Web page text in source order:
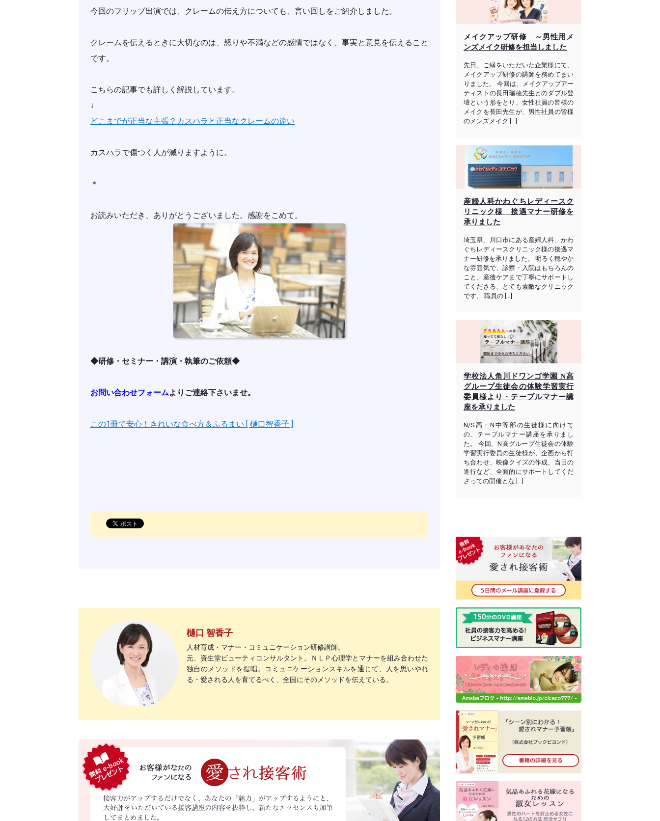
今回のフリップ出演では、クレームの伝え方についても、言い回しをご紹介しました。
クレームを伝えるときに大切なのは、怒りや不満などの感情ではなく、事実と意見を伝えること
です。
こちらの記事でも詳しく解説しています。
↓
どこまでが正当な主張？カスハラと正当なクレームの違い
カスハラで傷つく人が減りますように。
＊
お読みいただき、ありがとうございました。感謝をこめて。
◆研修・セミナー・講演・執筆のご依頼◆
お問い合わせフォームよりご連絡下さいませ。
この1冊で安心！きれいな食べ方＆ふるまい [ 樋口智香子 ]
樋口 智香子
人材育成・マナー・コミュニケーション研修講師。
元、資生堂ビューティコンサルタント。ＮＬＰ心理学とマナーを組み合わせた
独自のメソッドを提唱。コミュニケーションスキルを通じて、人を思いやれ
る・愛される人を育てるべく、全国にそのメソッドを伝えている。
メイクアップ研修 ～男性用メ
ンズメイク研修を担当しました
先日、ご縁をいただいた企業様にて、
メイクアップ研修の講師を務めてまい
りました。 今回は、メイクアップアー
ティストの長田瑞穂先生とのダブル登
壇という形をとり、女性社員の皆様の
メイクを長田先生が、男性社員の皆様
のメンズメイク […]
産婦人科かわぐちレディースク
リニック様 接遇マナー研修を
承りました
埼玉県、川口市にある産婦人科、かわ
ぐちレディースクリニック様の接遇マ
ナー研修を承りました。 明るく穏やか
な雰囲気で、診察・入院はもちろんの
こと、産後ケアまで丁寧にサポートし
てくださる、とても素敵なクリニック
です。 職員の […]
学校法人角川ドワンゴ学園 N高
グループ生徒会の体験学習実行
委員様より・テーブルマナー講
座を承りました
N/S高・N中等部の生徒様に向けて
の、テーブルマナー講座を承りまし
た。 今回、N高グループ生徒会の体験
学習実行委員の生徒様が、企画から打
ち合わせ、映像クイズの作成、当日の
進行など、全面的にサポートしてくだ
さっての開催とな […]